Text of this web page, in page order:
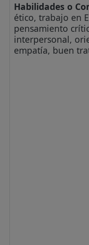
Habilidades o
ético, trabajo en
pensamiento
interpersonal,
empatía, buen